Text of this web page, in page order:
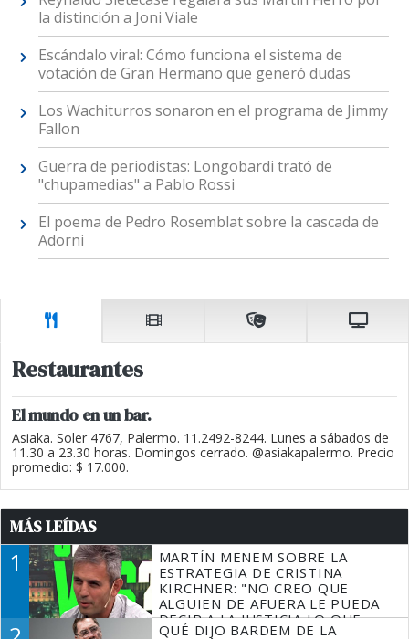
la distinción a Joni Viale
Escándalo viral: Cómo funciona el sistema de
votación de Gran Hermano que generó dudas
Los Wachiturros sonaron en el programa de Jimmy
Fallon
Guerra de periodistas: Longobardi trató de
"chupamedias" a Pablo Rossi
El poema de Pedro Rosemblat sobre la cascada de
Adorni
Restaurantes
El mundo en un bar.
Asiaka. Soler 4767, Palermo. 11.2492-8244. Lunes a sábados de
11.30 a 23.30 horas. Domingos cerrado. @asiakapalermo. Precio
promedio: $ 17.000.
MÁS LEÍDAS
1
MARTÍN MENEM SOBRE LA
ESTRATEGIA DE CRISTINA
KIRCHNER: "NO CREO QUE
ALGUIEN DE AFUERA LE PUEDA
DECIR A LA JUSTICIA LO QUE
TIENE QUE HACER"
QUÉ DIJO BARDEM DE LA